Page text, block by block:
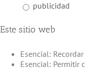
publicidad
Este sitio web
Esencial:
Esencial: Permitir